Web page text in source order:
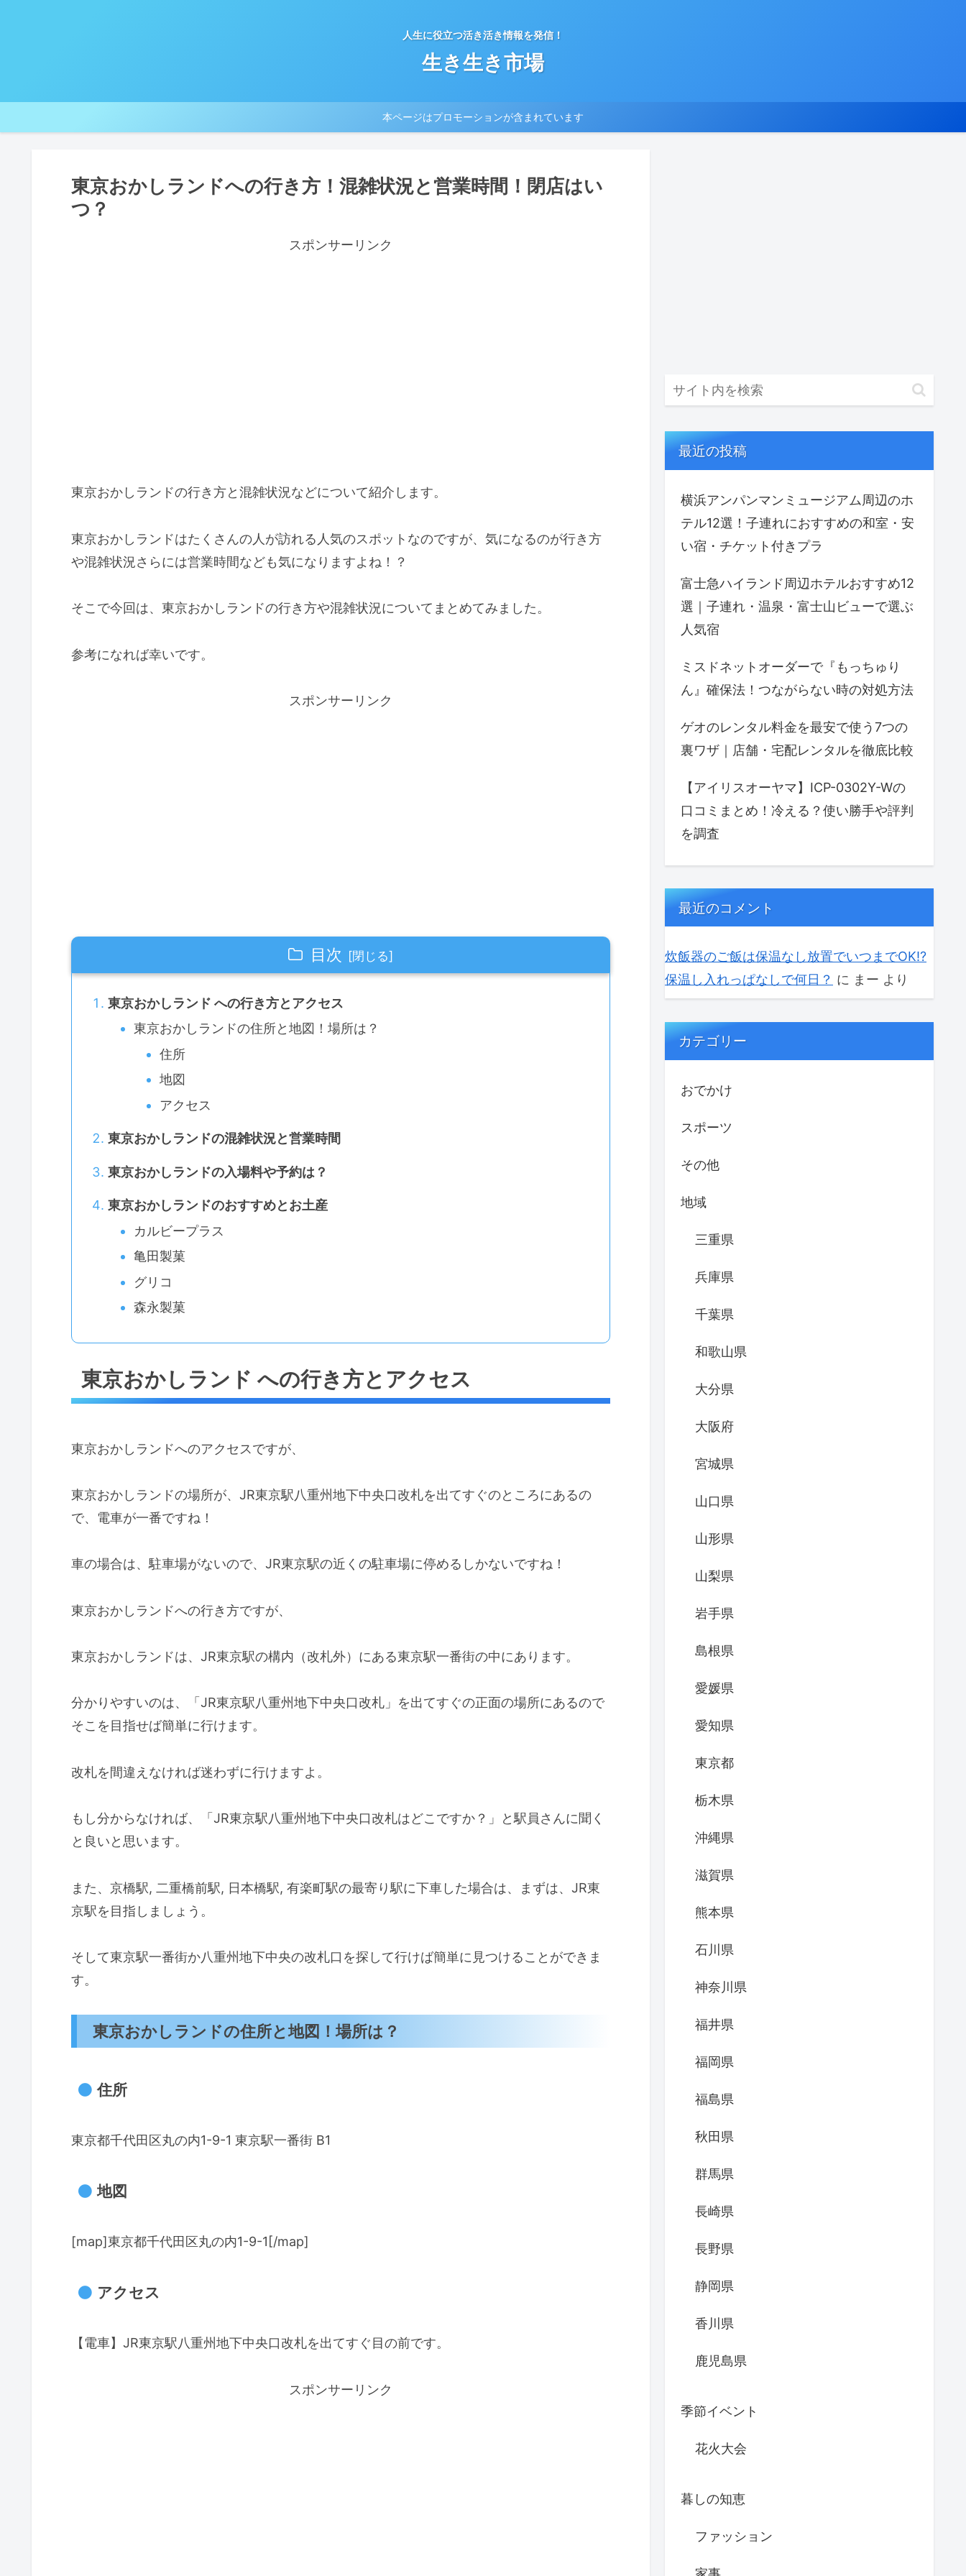
人生に役立つ活き活き情報を発信！
生き生き市場
本ページはプロモーションが含まれています
東京おかしランドへの行き方！混雑状況と営業時間！閉店はい
つ？
スポンサーリンク
東京おかしランドの行き方と混雑状況などについて紹介します。
東京おかしランドはたくさんの人が訪れる人気のスポットなのですが、気になるのが行き方
や混雑状況さらには営業時間なども気になりますよね！？
そこで今回は、東京おかしランドの行き方や混雑状況についてまとめてみました。
参考になれば幸いです。
スポンサーリンク
目次
東京おかしランド への行き方とアクセス
東京おかしランドの住所と地図！場所は？
住所
地図
アクセス
東京おかしランドの混雑状況と営業時間
東京おかしランドの入場料や予約は？
東京おかしランドのおすすめとお土産
カルビープラス
亀田製菓
グリコ
森永製菓
東京おかしランド への行き方とアクセス
東京おかしランドへのアクセスですが、
東京おかしランドの場所が、JR東京駅八重州地下中央口改札を出てすぐのところにあるの
で、電車が一番ですね！
車の場合は、駐車場がないので、JR東京駅の近くの駐車場に停めるしかないですね！
東京おかしランドへの行き方ですが、
東京おかしランドは、JR東京駅の構内（改札外）にある東京駅一番街の中にあります。
分かりやすいのは、「JR東京駅八重州地下中央口改札」を出てすぐの正面の場所にあるので
そこを目指せば簡単に行けます。
改札を間違えなければ迷わずに行けますよ。
もし分からなければ、「JR東京駅八重州地下中央口改札はどこですか？」と駅員さんに聞く
と良いと思います。
また、京橋駅, 二重橋前駅, 日本橋駅, 有楽町駅の最寄り駅に下車した場合は、まずは、JR東
京駅を目指しましょう。
そして東京駅一番街か八重州地下中央の改札口を探して行けば簡単に見つけることができま
す。
東京おかしランドの住所と地図！場所は？
住所
東京都千代田区丸の内1-9-1 東京駅一番街 B1
地図
[map]東京都千代田区丸の内1-9-1[/map]
アクセス
【電車】JR東京駅八重州地下中央口改札を出てすぐ目の前です。
スポンサーリンク
最近の投稿
横浜アンパンマンミュージアム周辺のホ
テル12選！子連れにおすすめの和室・安
い宿・チケット付きプラ
富士急ハイランド周辺ホテルおすすめ12
選｜子連れ・温泉・富士山ビューで選ぶ
人気宿
ミスドネットオーダーで『もっちゅり
ん』確保法！つながらない時の対処方法
ゲオのレンタル料金を最安で使う7つの
裏ワザ｜店舗・宅配レンタルを徹底比較
【アイリスオーヤマ】ICP-0302Y-Wの
口コミまとめ！冷える？使い勝手や評判
を調査
最近のコメント
炊飯器のご飯は保温なし放置でいつまでOK⁉
保温し入れっぱなしで何日？ に まー より
カテゴリー
おでかけ
スポーツ
その他
地域
三重県
兵庫県
千葉県
和歌山県
大分県
大阪府
宮城県
山口県
山形県
山梨県
岩手県
島根県
愛媛県
愛知県
東京都
栃木県
沖縄県
滋賀県
熊本県
石川県
神奈川県
福井県
福岡県
福島県
秋田県
群馬県
長崎県
長野県
静岡県
香川県
鹿児島県
季節イベント
花火大会
暮しの知恵
ファッション